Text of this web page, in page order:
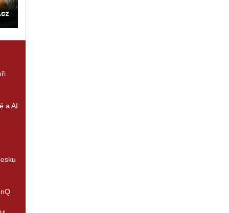
a AI